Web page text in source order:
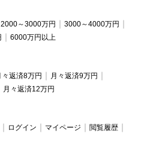
2000～3000万円
3000～4000万円
6000万円以上
々返済8万円
月々返済9万円
月々返済12万円
ログイン マイページ
閲覧履歴